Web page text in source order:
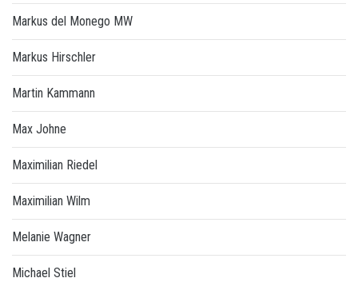
Markus del Monego MW
Markus Hirschler
Martin Kammann
Max Johne
Maximilian Riedel
Maximilian Wilm
Melanie Wagner
Michael Stiel